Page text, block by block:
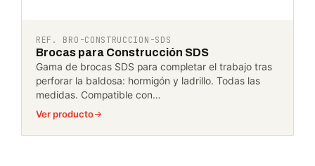
REF. BRO-CONSTRUCCION-SDS
Brocas para Construcción SDS
Gama de brocas SDS para completar el trabajo tras
perforar la baldosa: hormigón y ladrillo. Todas las
medidas. Compatible con…
Ver producto